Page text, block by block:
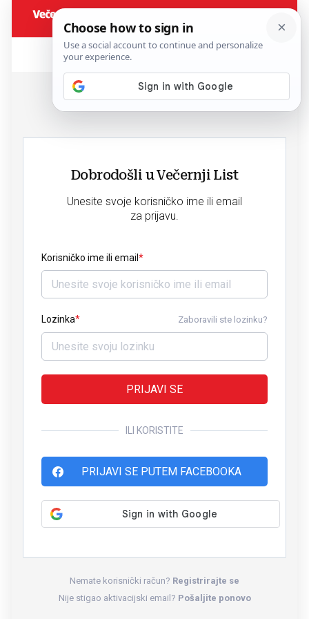
Dobrodošli u Večernji List
Unesite svoje korisničko ime ili email
za prijavu.
Korisničko ime ili email
Lozinka Zaboravili ste lozinku?
PRIJAVI SE
ILI KORISTITE
PRIJAVI SE PUTEM FACEBOOKA
Nemate korisnički račun? Registrirajte se
Nije stigao aktivacijski email? Pošaljite ponovo